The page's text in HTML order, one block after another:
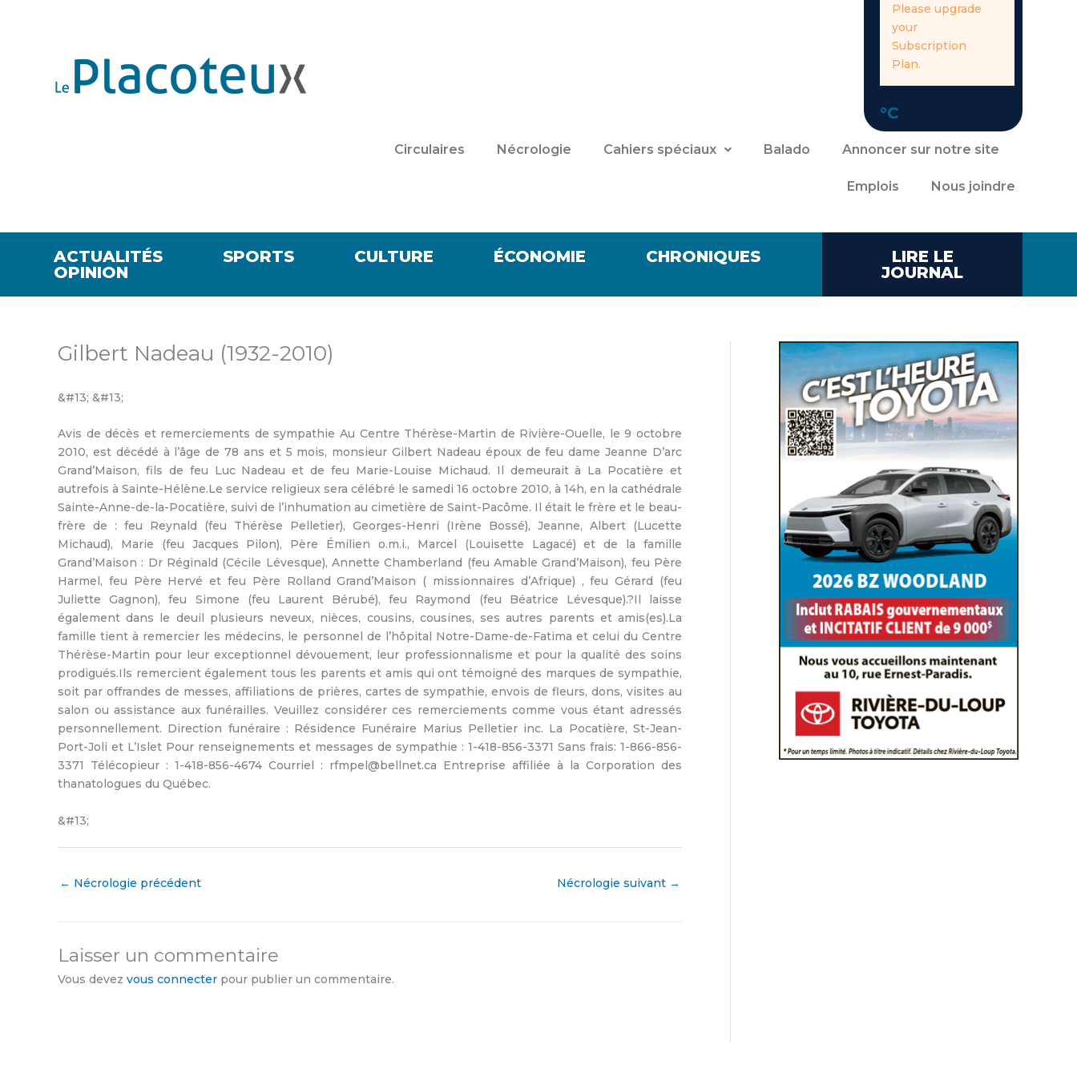
Please upgrade
your
Subscription
Plan.
°C
Circulaires Nécrologie Cahiers spéciaux Balado Annoncer sur notre site
Emplois Nous joindre
ACTUALITÉS SPORTS CULTURE ÉCONOMIE
CHRONIQUES
OPINION
LIRE LE
JOURNAL
Gilbert Nadeau (1932-2010)
&#13; &#13;
Avis de décès et remerciements de sympathie Au Centre Thérèse-Martin de Rivière-Ouelle, le 9 octobre
2010, est décédé à l’âge de 78 ans et 5 mois, monsieur Gilbert Nadeau époux de feu dame Jeanne D’arc
Grand’Maison, fils de feu Luc Nadeau et de feu Marie-Louise Michaud. Il demeurait à La Pocatière et
autrefois à Sainte-Hélène.Le service religieux sera célébré le samedi 16 octobre 2010, à 14h, en la cathédrale
Sainte-Anne-de-la-Pocatière, suivi de l’inhumation au cimetière de Saint-Pacôme. Il était le frère et le beau-
frère de : feu Reynald (feu Thérèse Pelletier), Georges-Henri (Irène Bossé), Jeanne, Albert (Lucette
Michaud), Marie (feu Jacques Pilon), Père Émilien o.m.i., Marcel (Louisette Lagacé) et de la famille
Grand’Maison : Dr Réginald (Cécile Lévesque), Annette Chamberland (feu Amable Grand’Maison), feu Père
Harmel, feu Père Hervé et feu Père Rolland Grand’Maison ( missionnaires d’Afrique) , feu Gérard (feu
Juliette Gagnon), feu Simone (feu Laurent Bérubé), feu Raymond (feu Béatrice Lévesque).?Il laisse
également dans le deuil plusieurs neveux, nièces, cousins, cousines, ses autres parents et amis(es).La
famille tient à remercier les médecins, le personnel de l’hôpital Notre-Dame-de-Fatima et celui du Centre
Thérèse-Martin pour leur exceptionnel dévouement, leur professionnalisme et pour la qualité des soins
prodigués.Ils remercient également tous les parents et amis qui ont témoigné des marques de sympathie,
soit par offrandes de messes, affiliations de prières, cartes de sympathie, envois de fleurs, dons, visites au
salon ou assistance aux funérailles. Veuillez considérer ces remerciements comme vous étant adressés
personnellement. Direction funéraire : Résidence Funéraire Marius Pelletier inc. La Pocatière, St-Jean-
Port-Joli et L’Islet Pour renseignements et messages de sympathie : 1-418-856-3371 Sans frais: 1-866-856-
3371 Télécopieur : 1-418-856-4674 Courriel : rfmpel@bellnet.ca Entreprise affiliée à la Corporation des
thanatologues du Québec.
&#13;
← Nécrologie précédent Nécrologie suivant →
Laisser un commentaire
Vous devez vous connecter pour publier un commentaire.